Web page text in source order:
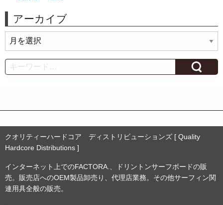
アーカイブ
ー
カ
イ
Search
クオリティーハードコア ディストリビューションズ [ Quality
Hardcore Distributions ]
インターネット上でのFACTORA.、ドリントンサーフボードの販
売。販売店へのOEM製品卸売り、代理店業務。その他サーフィン関
連用具全般の販売。